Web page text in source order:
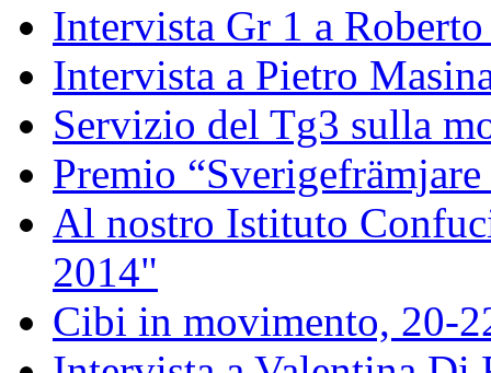
Intervista Gr 1 a
Intervista a Pietro
Servizio del Tg3 sulla
Premio
Al nostro Istituto
2014"
Cibi in movimento, 20-